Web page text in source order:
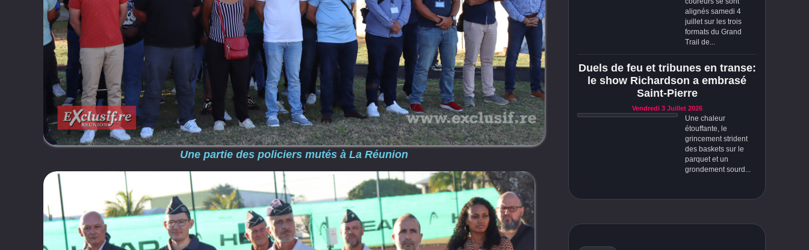
Une partie des policiers mutés à La Réunion
alignés samedi 4
juillet sur les trois
formats du Grand
Trail de...
Duels de feu et tribunes en transe:
le show Richardson a embrasé
Saint-Pierre
Vendredi 3 Juillet 2026
Une chaleur
étouffante, le
grincement strident
des baskets sur le
parquet et un
grondement sourd...